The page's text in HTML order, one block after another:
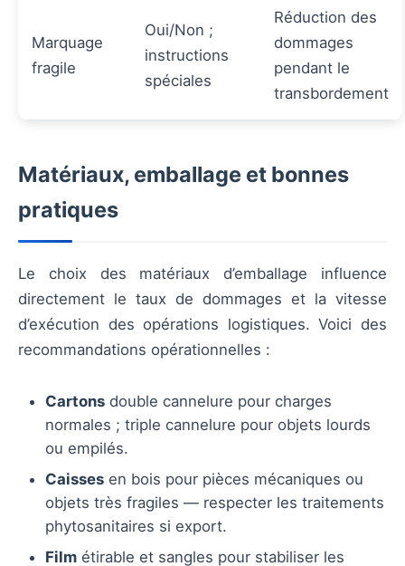
Marquage
fragile
Oui/Non ;
instructions
spéciales
Réduction des
dommages
pendant le
transbordement
Matériaux, emballage et bonnes
pratiques
Le choix des matériaux d’emballage influence
directement le taux de dommages et la vitesse
d’exécution des opérations logistiques. Voici des
recommandations opérationnelles :
Cartons double cannelure pour charges
normales ; triple cannelure pour objets lourds
ou empilés.
Caisses en bois pour pièces mécaniques ou
objets très fragiles — respecter les traitements
phytosanitaires si export.
Film étirable et sangles pour stabiliser les